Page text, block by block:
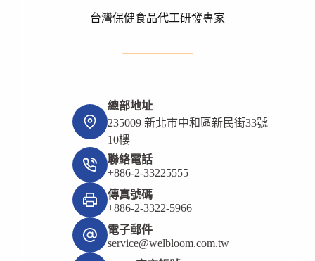
台灣保健食品代工研發專家
總部地址
235009 新北市中和區新民街33號
10樓
聯絡電話
+886-2-33225555
傳真號碼
+886-2-3322-5966
電子郵件
service@welbloom.com.tw